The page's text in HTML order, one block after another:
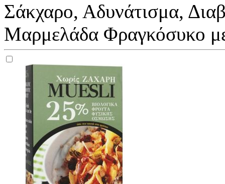
Σάκχαρο, Αδυνάτισμα,
Μαρμελάδα Φραγκόσυκο